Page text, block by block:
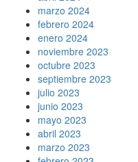
marzo 2024
febrero 2024
enero 2024
noviembre 2023
octubre 2023
septiembre 2023
julio 2023
junio 2023
mayo 2023
abril 2023
marzo 2023